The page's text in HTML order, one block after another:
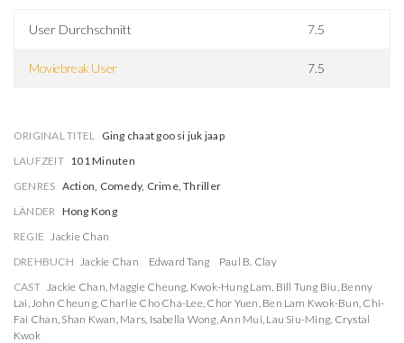
User Durchschnitt 7.5
Moviebreak User 7.5
ORIGINAL TITEL Ging chaat goo si juk jaap
LAUFZEIT 101 Minuten
GENRES Action, Comedy, Crime, Thriller
LÄNDER Hong Kong
REGIE Jackie Chan
DREHBUCH Jackie Chan Edward Tang
Paul B. Clay
CAST Jackie Chan, Maggie Cheung, Kwok-Hung Lam, Bill Tung Biu, Benny
Lai,John Cheung, Charlie Cho Cha-Lee, Chor Yuen, Ben Lam Kwok-Bun, Chi-
Fai Chan, Shan Kwan, Mars, Isabella Wong,Ann Mui, Lau Siu-Ming, Crystal
Kwok